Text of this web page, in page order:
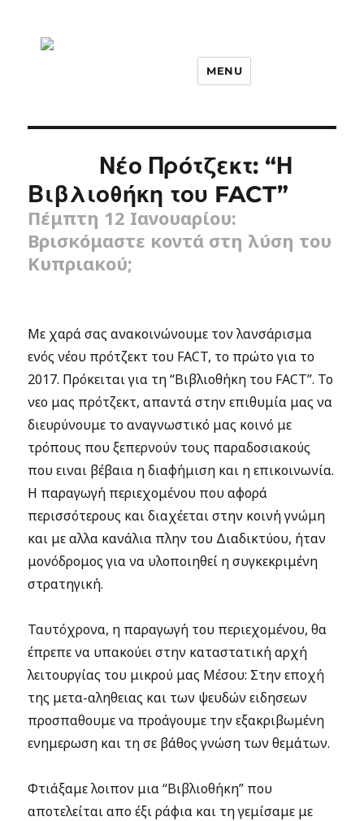
MENU
Νέο Πρότζεκτ: “Η
Βιβλιοθήκη του FACT”
Πέμπτη 12 Ιανουαρίου:
Βρισκόμαστε κοντά στη λύση του
Κυπριακού;
Με χαρά σας ανακοινώνουμε τον λανσάρισμα
ενός νέου πρότζεκτ του FACT, το πρώτο για το
2017. Πρόκειται για τη “Βιβλιοθήκη του FACT”. Το
νεο μας πρότζεκτ, απαντά στην επιθυμία μας να
διευρύνουμε το αναγνωστικό μας κοινό με
τρόπους που ξεπερνούν τους παραδοσιακούς
που ειναι βέβαια η διαφήμιση και η επικοινωνία.
Η παραγωγή περιεχομένου που αφορά
περισσότερους και διαχέεται στην κοινή γνώμη
και με αλλα κανάλια πλην του Διαδικτύου, ήταν
μονόδρομος για να υλοποιηθεί η συγκεκριμένη
στρατηγική.
Ταυτόχρονα, η παραγωγή του περιεχομένου, θα
έπρεπε να υπακούει στην καταστατική αρχή
λειτουργίας του μικρού μας Μέσου: Στην εποχή
της μετα-αληθειας και των ψευδών ειδησεων
προσπαθουμε να προάγουμε την εξακριβωμένη
ενημερωση και τη σε βάθος γνώση των θεμάτων.
Φτιάξαμε λοιπον μια “Βιβλιοθήκη” που
αποτελείται απο έξι ράφια και τη γεμίσαμε με